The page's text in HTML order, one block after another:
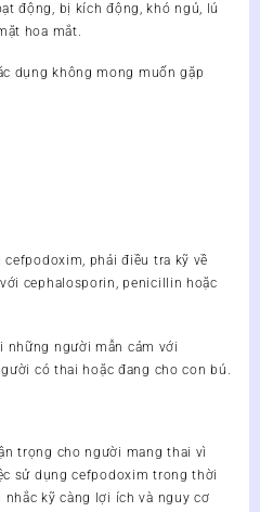
động, bị kích động, khó ngủ, lú
hoa mắt.
dụng không mong muốn gặp
phải điều tra kỹ về
cephalosporin, penicillin hoặc
những người mẫn cảm với
có thai hoặc đang cho con bú.
trọng cho người mang thai vì
sử dụng cefpodoxim trong thời
nhắc kỹ càng lợi ích và nguy cơ